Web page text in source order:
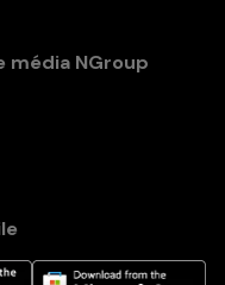
média NGroup